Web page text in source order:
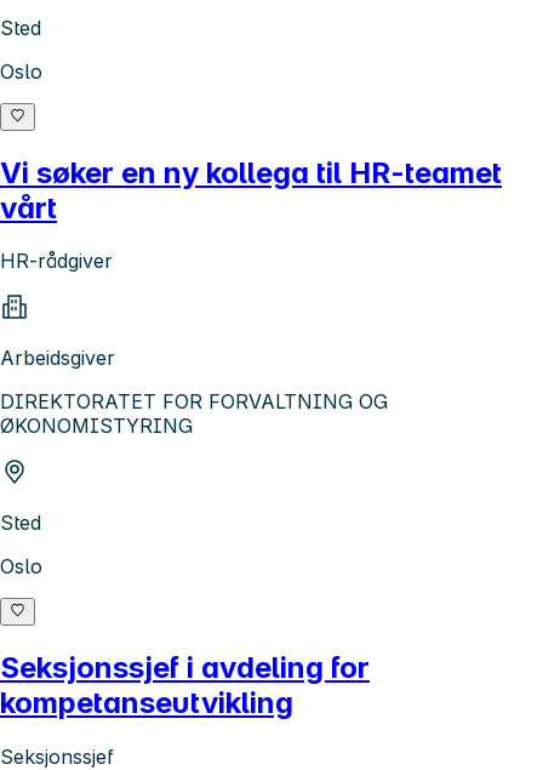
Sted
Oslo
Vi søker en ny kollega til HR-teamet
vårt
HR-rådgiver
Arbeidsgiver
DIREKTORATET FOR FORVALTNING OG
ØKONOMISTYRING
Sted
Oslo
Seksjonssjef i avdeling for
kompetanseutvikling
Seksjonssjef